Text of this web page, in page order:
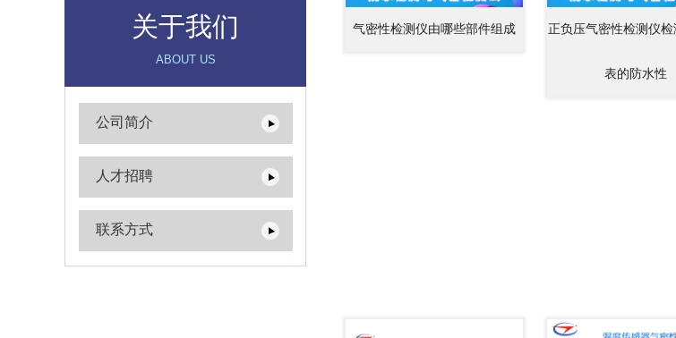
关于我们
ABOUT US
公司简介
人才招聘
联系方式
气密性检测仪由哪些部件组成 正负压气密性检测仪
表的防水性